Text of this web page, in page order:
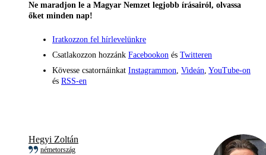
Ne maradjon le a Magyar Nemzet legjobb írásairól, olvassa
őket minden nap!
Iratkozzon fel hírlevelünkre
Csatlakozzon hozzánk Facebookon és Twitteren
Kövesse csatornáinkat Instagrammon, Videán, YouTube-on
és RSS-en
Hegyi Zoltán
németország